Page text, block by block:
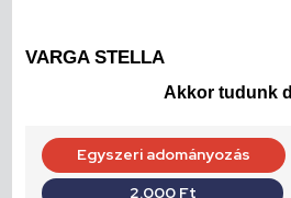
VARGA STELLA
Akkor tudunk